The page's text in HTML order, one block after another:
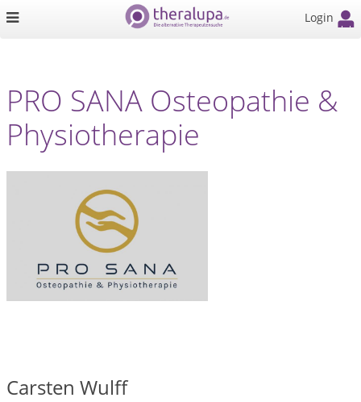
Login
PRO SANA Osteopathie &
Physiotherapie
Carsten Wulff